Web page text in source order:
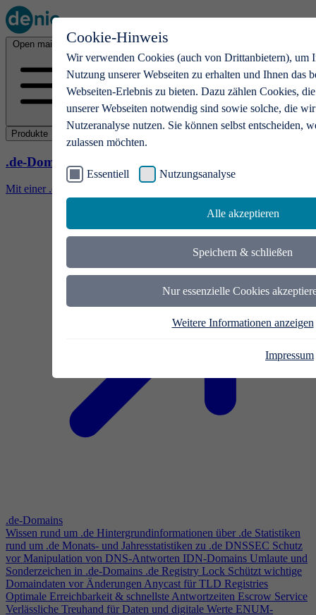
Cookie-Hinweis
Wir verwenden Cookies (auch von Drittanbietern), um
Nutzung unserer Webseiten zu erhalten und Ihnen das
Webseiten-Erlebnis zu bieten. Dazu zählen Cookies,
unserer Webseiten notwendig sind sowie solche, die
Nutzeranalyse nutzen. Sie können selbst entscheiden,
zulassen möchten.
Essentiell Nutzungsanalyse
Alle akzeptieren
Speichern & schließen
Nur essenzielle Cookies
Weitere Informationen anzeigen
Impressum
Open main menu
Produkte
.de-Domains
Mit einer .de-Domain erhalten Ideen eine Bühne
.de-Domains
Wissen rund um .de Hintergrundinformationen über .de Statistiken
rund um .de Monats- und Jahresstatistiken zu .de DNSSEC Schutz
vor Manipulation von DNS-Antworten IDN-Domains Umlaute und
Sonderzeichen in .de-Domains .de Registry Lock Schützt wichtige
Domaindaten vor ÄnderungenAnycast für TLD Registries
Optimale Erreichbarkeit & schnellste Antwortzeiten Escrow Service
Verlässliche Treuhand für Daten und digitale Werte ENUM-